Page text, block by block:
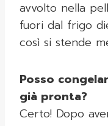
avvolto nella
fuori dal frigo
così si stende
Posso
già pronta?
Certo! Dopo